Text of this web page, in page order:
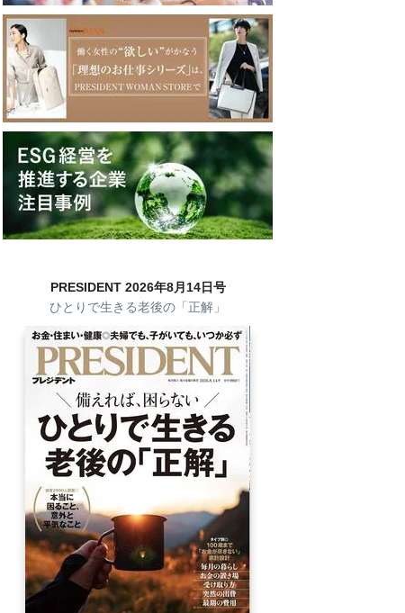
PRESIDENT 2026年8月14日号
ひとりで生きる老後の「正解」